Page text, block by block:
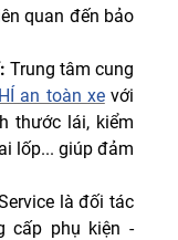
quan đến bảo
Trung tâm cung
an toàn xevới
thước lái, kiểm
lốp... giúp đảm
là đối tác
cấp phụ kiện -